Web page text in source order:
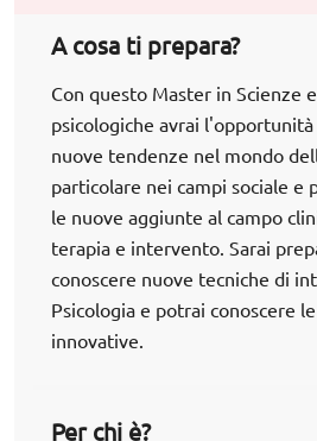
A cosa ti prepara?
Con questo Master in Scienze
psicologiche avrai
nuove tendenze nel mondo
particolare nei campi sociale e
le nuove aggiunte al campo
terapia e intervento. Sarai
conoscere nuove tecniche di
Psicologia e potrai conoscere
innovative.
Per chi è?